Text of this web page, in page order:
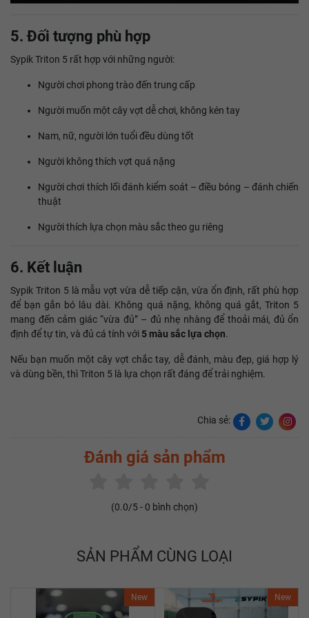
5. Đối tượng phù hợp
Sypik Triton 5 rất hợp với những người:
Người chơi phong trào đến trung cấp
Người muốn một cây vợt dễ chơi, không kén tay
Nam, nữ, người lớn tuổi đều dùng tốt
Người không thích vợt quá nặng
Người chơi thích lối đánh kiểm soát – điều bóng – đánh chiến
thuật
Người thích lựa chọn màu sắc theo gu riêng
6. Kết luận
Sypik Triton 5 là mẫu vợt vừa dễ tiếp cận, vừa ổn định, rất phù hợp
để bạn gắn bó lâu dài. Không quá nặng, không quá gắt, Triton 5
mang đến cảm giác “vừa đủ” – đủ nhẹ nhàng để thoải mái, đủ ổn
định để tự tin, và đủ cá tính với 5 màu sắc lựa chọn.
Nếu bạn muốn một cây vợt chắc tay, dễ đánh, màu đẹp, giá hợp lý
và dùng bền, thì Triton 5 là lựa chọn rất đáng để trải nghiệm.
Chia sẻ:
Đánh giá sản phẩm
(0.0/5 - 0 bình chọn)
SẢN PHẨM CÙNG LOẠI
New New